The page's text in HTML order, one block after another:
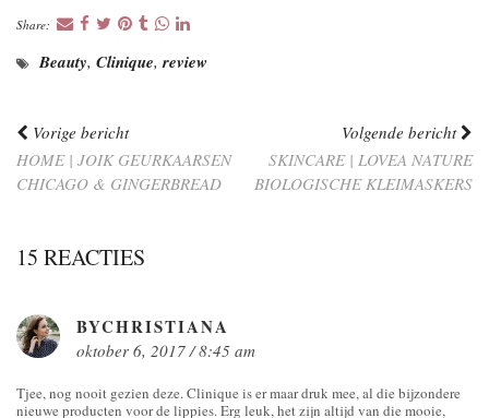
Share:
Beauty, Clinique, review
Vorige bericht
HOME | JOIK GEURKAARSEN
CHICAGO & GINGERBREAD
Volgende bericht
SKINCARE | LOVEA NATURE
BIOLOGISCHE KLEIMASKERS
15 REACTIES
BYCHRISTIANA
oktober 6, 2017 / 8:45 am
Tjee, nog nooit gezien deze. Clinique is er maar druk mee, al die bijzondere
nieuwe producten voor de lippies. Erg leuk, het zijn altijd van die mooie,